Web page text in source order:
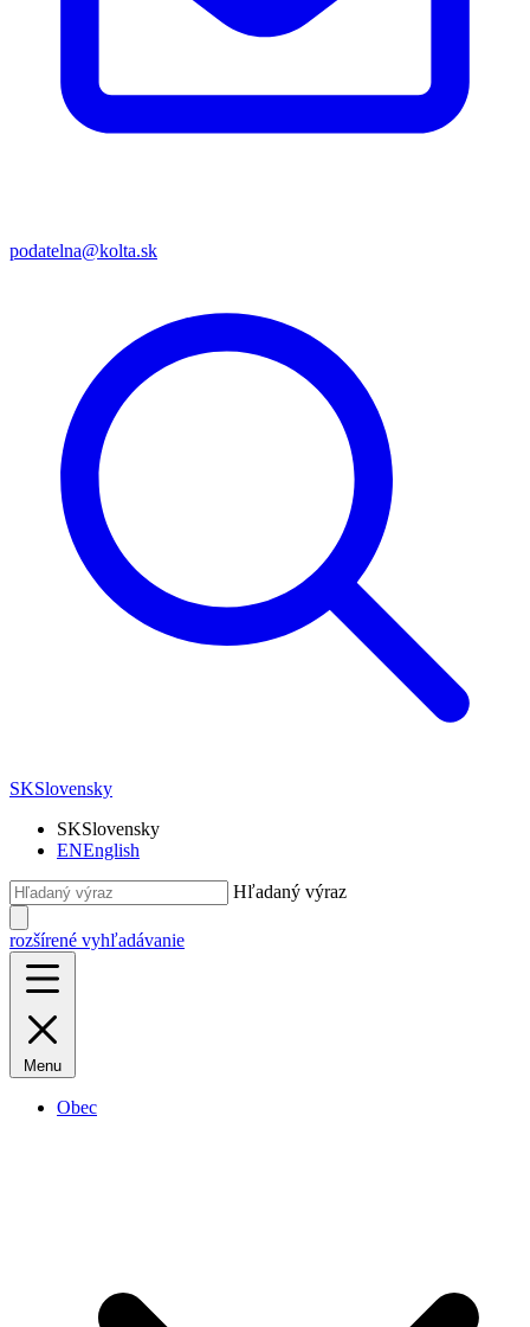
podatelna@kolta.sk
SKSlovensky
SKSlovensky
ENEnglish
Hľadaný výraz
rozšírené vyhľadávanie
Menu
Obec